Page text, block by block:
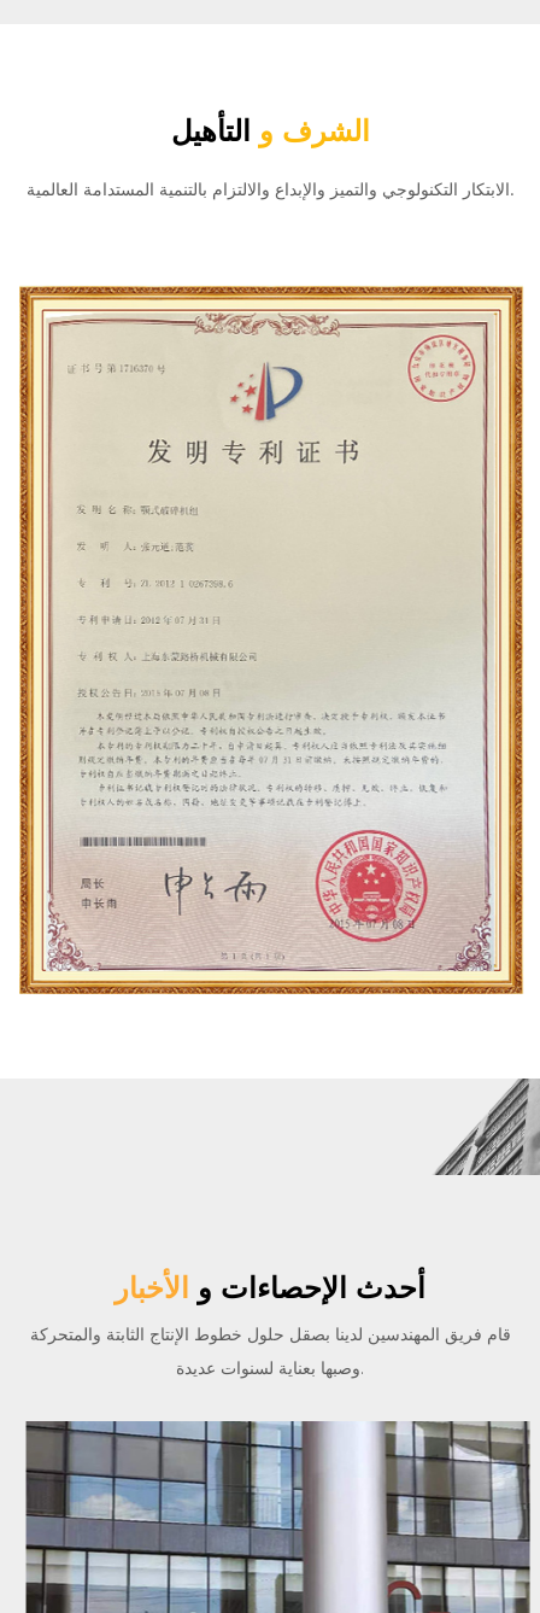
الشرف و التأهيل
الابتكار التكنولوجي والتميز والإبداع والالتزام بالتنمية المستدامة العالمية.
أحدث الإحصاءات و الأخبار
قام فريق المهندسين لدينا بصقل حلول خطوط الإنتاج الثابتة والمتحركة
وصبها بعناية لسنوات عديدة.